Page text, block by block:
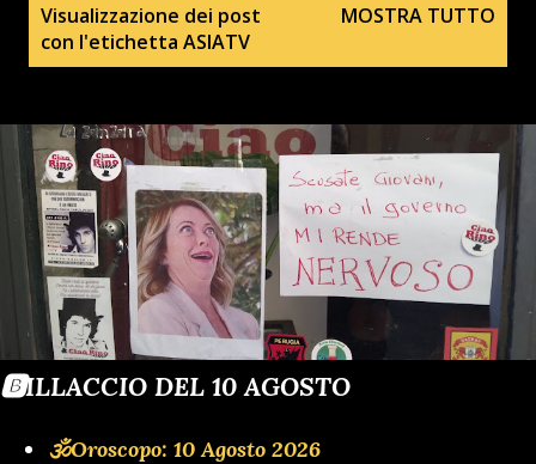
t
Visualizzazione dei post
con l'etichetta ASIATV
MOSTRA TUTTO
🅱️ILLACCIO DEL 10 AGOSTO
🕉Oroscopo: 10 Agosto 2026